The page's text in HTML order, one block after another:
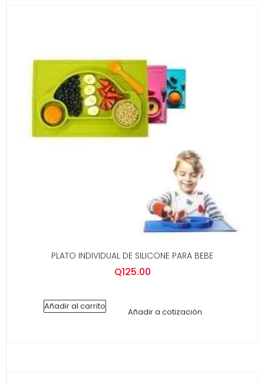
PLATO INDIVIDUAL DE SILICONE PARA BEBE
Q125.00
Añadir al carrito
Añadir a cotización